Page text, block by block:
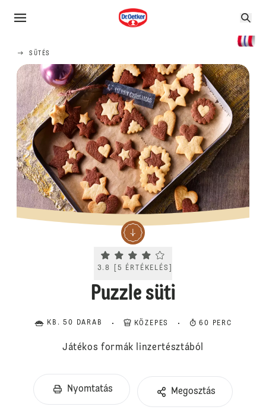
SÜTÉS
Current rating 3.8. Click to rate.
3.8 5 ÉRTÉKELÉS
Puzzle süti
KB. 50 DARAB KÖZEPES 60 PERC
Játékos formák linzertésztából
Nyomtatás Megosztás